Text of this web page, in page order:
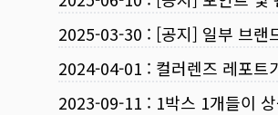
2025-03-30 : [공지] 일부 브랜
2024-04-01 : 컬러렌즈 레포트
2023-09-11 : 1박스 1개들이